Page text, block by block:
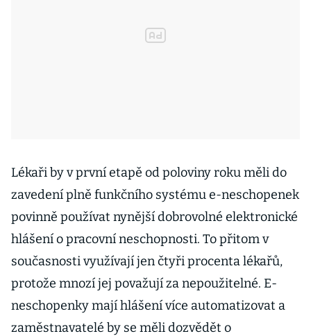
Lékaři by v první etapě od poloviny roku měli do
zavedení plně funkčního systému e-neschopenek
povinně používat nynější dobrovolné elektronické
hlášení o pracovní neschopnosti. To přitom v
současnosti využívají jen čtyři procenta lékařů,
protože mnozí jej považují za nepoužitelné. E-
neschopenky mají hlášení více automatizovat a
zaměstnavatelé by se měli dozvědět o